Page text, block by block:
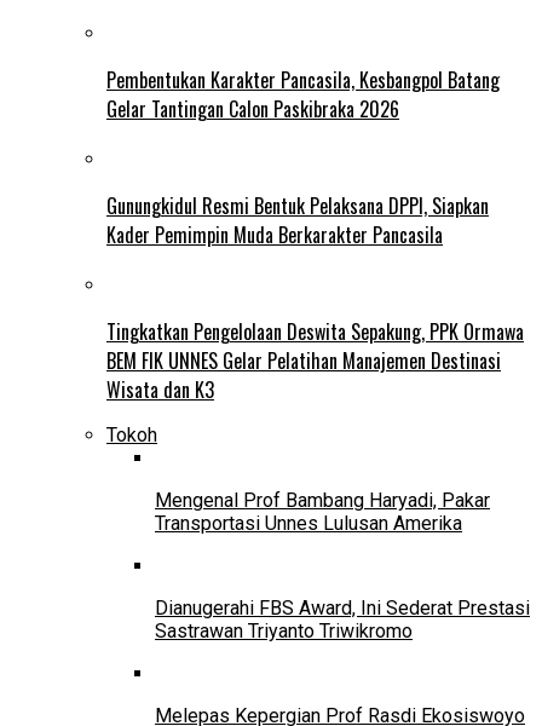
Pembentukan Karakter Pancasila, Kesbangpol Batang
Gelar Tantingan Calon Paskibraka 2026
Gunungkidul Resmi Bentuk Pelaksana DPPI, Siapkan
Kader Pemimpin Muda Berkarakter Pancasila
Tingkatkan Pengelolaan Deswita Sepakung, PPK Ormawa
BEM FIK UNNES Gelar Pelatihan Manajemen Destinasi
Wisata dan K3
Tokoh
Mengenal Prof Bambang Haryadi, Pakar
Transportasi Unnes Lulusan Amerika
Dianugerahi FBS Award, Ini Sederat Prestasi
Sastrawan Triyanto Triwikromo
Melepas Kepergian Prof Rasdi Ekosiswoyo